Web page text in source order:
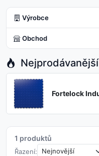
Výrobce
Obchod
Nejprodávanější
1 produktů
Řazení: